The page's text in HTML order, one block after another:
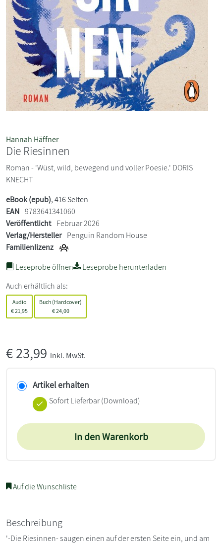
Hannah Häffner
Die Riesinnen
Roman - 'Wüst, wild, bewegend und voller Poesie.' DORIS
KNECHT
eBook (epub), 416 Seiten
EAN 9783641341060
Veröffentlicht Februar 2026
Verlag/Hersteller Penguin Random House
Familienlizenz
Leseprobe öffnen
Leseprobe herunterladen
Auch erhältlich als:
Audio
€21,95
Buch (Hardcover)
€24,00
€23,99 inkl. MwSt.
Artikel erhalten
Sofort Lieferbar (Download)
In den Warenkorb
Auf die Wunschliste
Beschreibung
'-Die Riesinnen- saugen einen auf der ersten Seite ein, und am